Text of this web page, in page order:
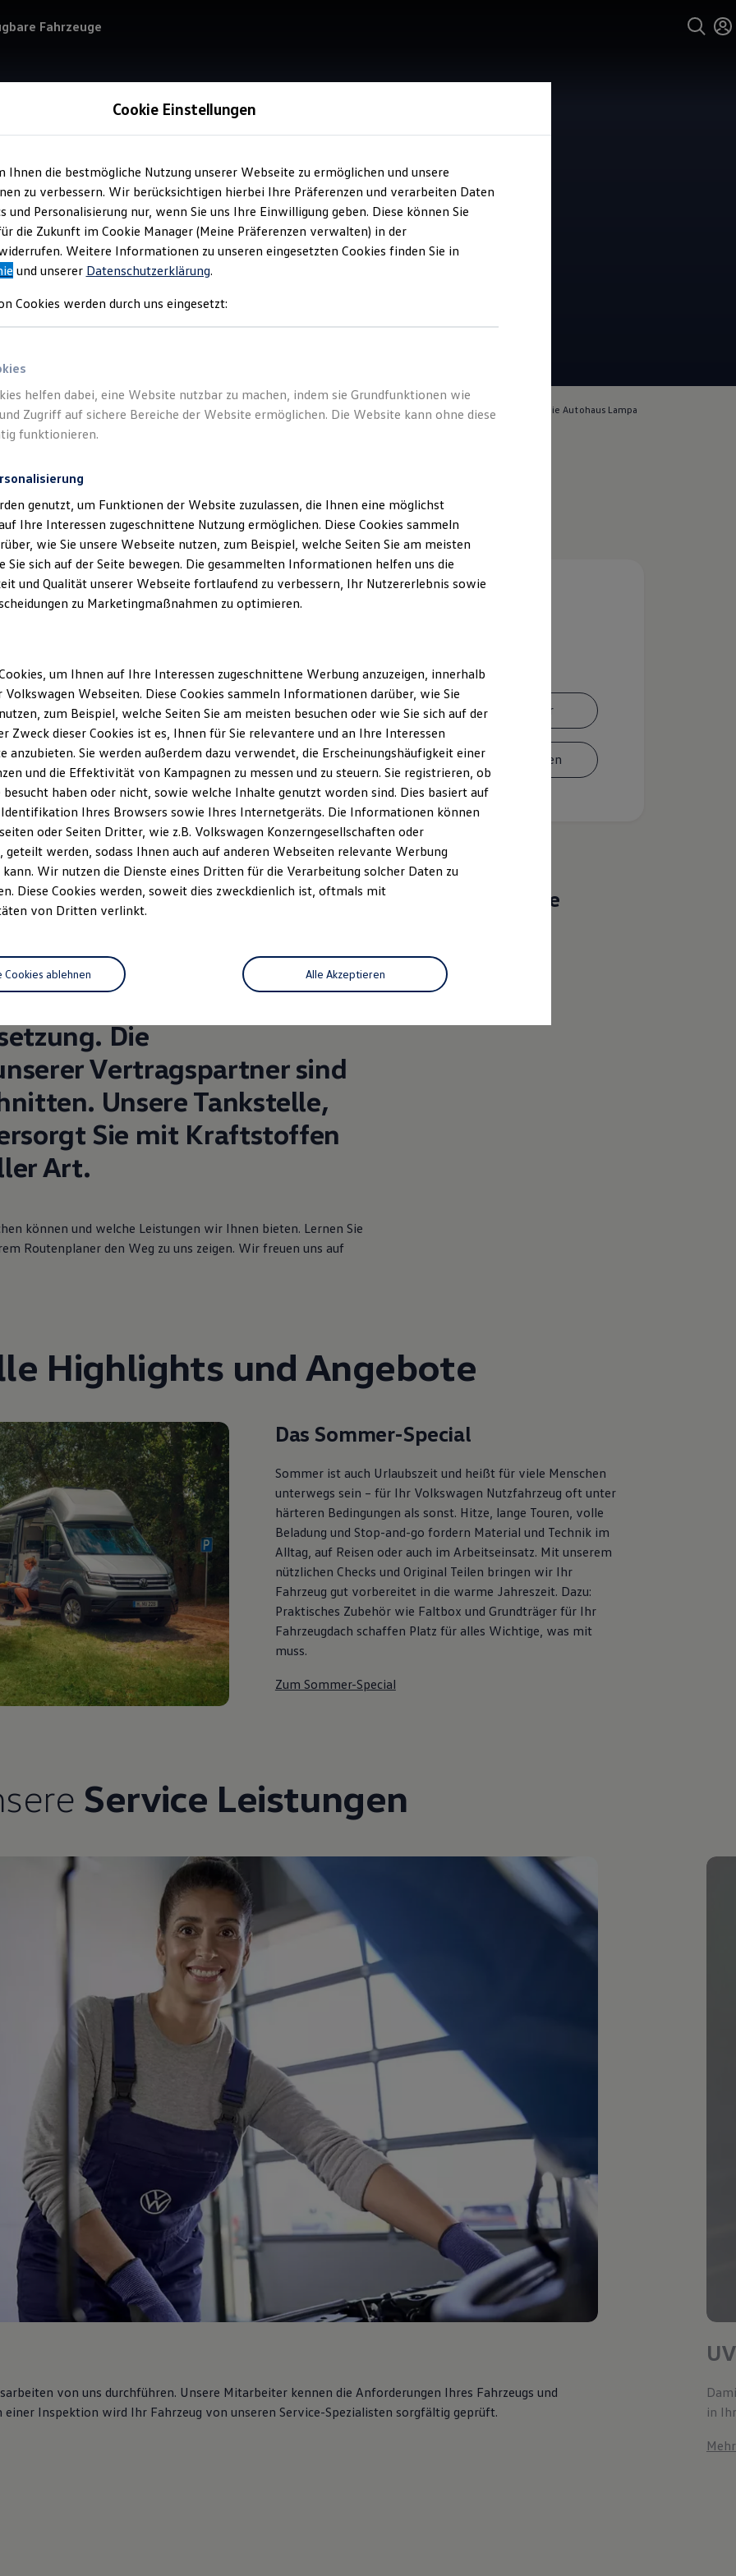
Fahrzeuge
Service
Autohaus Lampa
4.7| 12 Bewertungen
Verantwortlich für die Inhalte auf dieser Seite ist die Autohaus Lampa
Montag Freitag - 17:00
Uhr
Samstag
08:00-12:00 Uhr Ansprechpartner
Termin vereinbaren
kennen wir keine
sind wir für Sie da:
für Neu- und
zuverlässigen Service von
Die
Vertragspartner sind
Unsere Tankstelle,
Sie mit Kraftstoffen
Art.
können und welche Leistungen wir Ihnen bieten. Lernen Sie
Routenplaner den Weg zu uns zeigen. Wir freuen uns auf
Das sind unsere
Service
Highlights und Angebote
Das Sommer-Special
Sommer ist auch Urlaubszeit und heißt für viele Menschen
unterwegs sein – für Ihr Volkswagen Nutzfahrzeug oft unter
härteren Bedingungen als sonst. Hitze, lange Touren, volle
Beladung und Stop-and-go fordern Material und Technik im
Alltag, auf Reisen oder auch im Arbeitseinsatz. Mit unserem
nützlichen Checks und Original Teilen bringen wir Ihr
Fahrzeug gut vorbereitet in die warme Jahreszeit. Dazu:
Praktisches Zubehör wie Faltbox und Grundträger für Ihr
Fahrzeugdach schaffen Platz für alles Wichtige, was mit
muss.
Zum Sommer-Special
Service Leistungen
von uns durchführen. Unsere Mitarbeiter kennen die Anforderungen Ihres Fahrzeugs und
Inspektion wird Ihr Fahrzeug von unseren Service-Spezialisten sorgfältig geprüft.
in
Cookie Einstellungen
Ihnen die bestmögliche Nutzung unserer Webseite zu ermöglichen und unsere
zu verbessern. Wir berücksichtigen hierbei Ihre Präferenzen und verarbeiten Daten
Personalisierung nur, wenn Sie uns Ihre Einwilligung geben. Diese können Sie
die Zukunft im Cookie Manager (Meine Präferenzen verwalten) in der
Weitere Informationen zu unseren eingesetzten Cookies finden Sie in
und unserer Datenschutzerklärung.
Cookies werden durch uns eingesetzt:
helfen dabei, eine Website nutzbar zu machen, indem sie Grundfunktionen wie
Zugriff auf sichere Bereiche der Website ermöglichen. Die Website kann ohne diese
funktionieren.
genutzt, um Funktionen der Website zuzulassen, die Ihnen eine möglichst
Ihre Interessen zugeschnittene Nutzung ermöglichen. Diese Cookies sammeln
wie Sie unsere Webseite nutzen, zum Beispiel, welche Seiten Sie am meisten
Sie sich auf der Seite bewegen. Die gesammelten Informationen helfen uns die
und Qualität unserer Webseite fortlaufend zu verbessern, Ihr Nutzererlebnis sowie
zu Marketingmaßnahmen zu optimieren.
um Ihnen auf Ihre Interessen zugeschnittene Werbung anzuzeigen, innerhalb
Volkswagen Webseiten. Diese Cookies sammeln Informationen darüber, wie Sie
zum Beispiel, welche Seiten Sie am meisten besuchen oder wie Sie sich auf der
Zweck dieser Cookies ist es, Ihnen für Sie relevantere und an Ihre Interessen
anzubieten. Sie werden außerdem dazu verwendet, die Erscheinungshäufigkeit einer
und die Effektivität von Kampagnen zu messen und zu steuern. Sie registrieren, ob
besucht haben oder nicht, sowie welche Inhalte genutzt worden sind. Dies basiert auf
Ihres Browsers sowie Ihres Internetgeräts. Die Informationen können
oder Seiten Dritter, wie z.B. Volkswagen Konzerngesellschaften oder
geteilt werden, sodass Ihnen auch auf anderen Webseiten relevante Werbung
Wir nutzen die Dienste eines Dritten für die Verarbeitung solcher Daten zu
Diese Cookies werden, soweit dies zweckdienlich ist, oftmals mit
von Dritten verlinkt.
Alle Akzeptieren
Cookies ablehnen